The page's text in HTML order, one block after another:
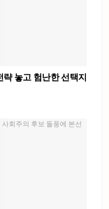
놓고 험난한 선택지